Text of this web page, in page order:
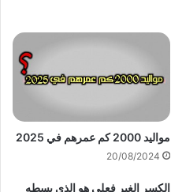
مواليد 2000 كم عمرهم في 2025
20/08/2024
الكسر الغير فعلي هو الذي بسطه